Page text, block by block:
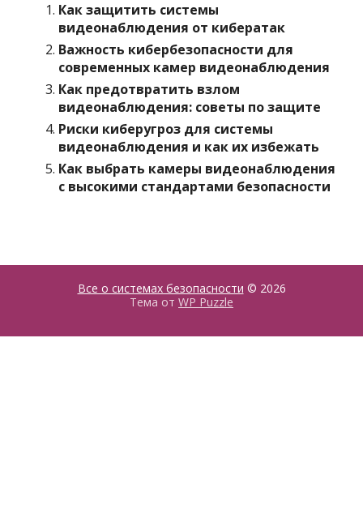
Как защитить системы
видеонаблюдения от кибератак
Важность кибербезопасности для
современных камер видеонаблюдения
Как предотвратить взлом
видеонаблюдения: советы по защите
Риски киберугроз для системы
видеонаблюдения и как их избежать
Как выбрать камеры видеонаблюдения
с высокими стандартами безопасности
Все о системах безопасности © 2026
Тема от WP Puzzle